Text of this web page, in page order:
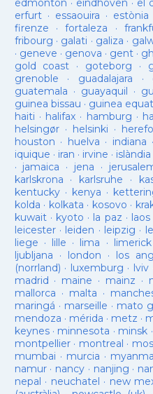
edmonton · eindhoven · el
erfurt· essaouira · estònia
firenze ·fortaleza ·
fribourg · galati · galiza ·
· geneve · genova · gent·
gold coast · goteborg ·
grenoble · guadalajara ·
guatemala · guayaquil ·
guinea bissau · guinea
haiti · halifax · hamburg ·
helsingør· helsinki ·
houston · huelva · indiana ·
iquique · iran · irvine · islàndia
· jamaica · jena ·
karlskrona · karlsruhe ·
kentucky· kenya ·
kolda · kolkata · kosovo ·
kuwait· kyoto · la paz · laos
leicester· leiden · leipzig ·
liege · lille · lima · limerick
ljubljana · london · los
(norrland) · luxemburg · lviv
madrid · maine · mainz ·
mallorca · malta ·
maringá · marseille · mato
mendoza · mérida · metz ·
keynes· minnesota · minsk ·
montpellier· montreal ·
mumbai · murcia ·
namur· nancy · nanjing ·
nepal · neuchatel · new